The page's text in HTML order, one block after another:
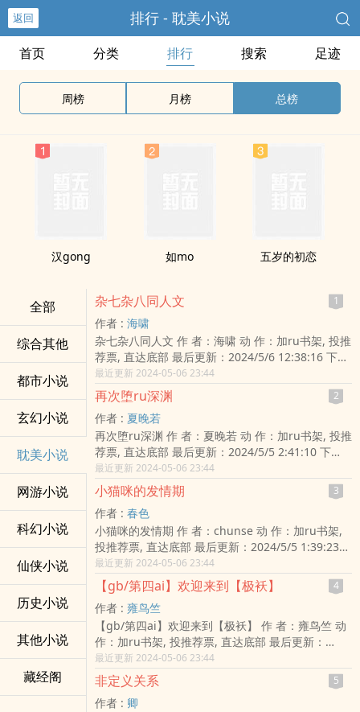
返回 排行 - 耽美小说
首页 分类 排行 搜索 足迹
周榜 月榜 总榜
汉gong 如mo 五岁的初恋
全部
综合其他
都市小说
玄幻小说
耽美小说
网游小说
科幻小说
仙侠小说
历史小说
其他小说
藏经阁
杂七杂八同人文 1
作者 : 海啸
杂七杂八同人文 作 者：海啸 动 作：加ru书架, 投推
荐票, 直达底部 最后更新：2024/5/6 12:38:16 下
载：( TXT,CHM,UMD,JAR,APK,HTML )
最近更新 2024-05-06 23:44
再次堕ru深渊 2
作者 : 夏晚若
再次堕ru深渊 作 者：夏晚若 动 作：加ru书架, 投推
荐票, 直达底部 最后更新：2024/5/5 2:41:10 下
载：( TXT,CHM,UMD,JAR,APK,HTML )
最近更新 2024-05-06 23:44
小猫咪的发情期 3
作者 : 春色
小猫咪的发情期 作 者：chunse 动 作：加ru书架,
投推荐票, 直达底部 最后更新：2024/5/5 1:39:23
下 载：( TXT,CHM,UMD,JAR,APK,HTML )
最近更新 2024-05-06 23:44
【gb/第四ai】欢迎来到【极袄】 4
作者 : 雍鸟竺
【gb/第四ai】欢迎来到【极袄】 作 者：雍鸟竺 动
作：加ru书架, 投推荐票, 直达底部 最后更新：
2024/5/4 18:17:50 下 载：(
TXT,CHM,UMD,JAR,APK,HTML )
最近更新 2024-05-06 23:44
非定义关系 5
作者 : 卿